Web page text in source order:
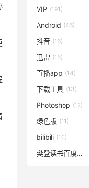
VIP (191)
Android (46)
抖音 (16)
迅雷 (15)
直播app (14)
下载工具 (13)
Photoshop (12)
绿色版 (11)
bilibili (10)
樊登读书百度云